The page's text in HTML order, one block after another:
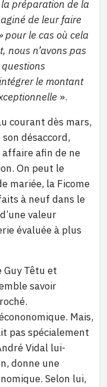
préparation de la
de leur faire
pour le cas où cela
nous n’avons pas
le montant
».
courant dès mars,
désaccord,
affaire afin de ne
On peut le
mariée, la Ficome
à neuf dans le
valeur
évaluée à plus
Guy Têtu et
savoir
Mais,
pas spécialement
Vidal lui-
donne une
Selon lui,